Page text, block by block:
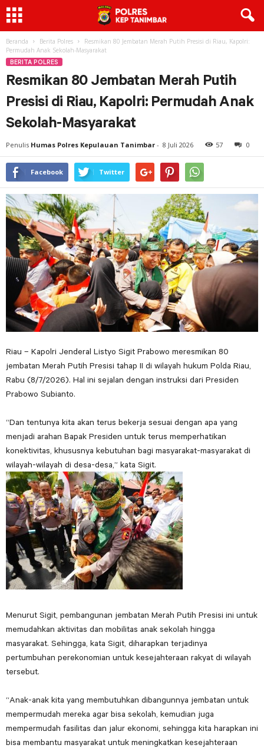
Beranda Berita Polres
Resmikan 80 Jembatan Merah Putih Presisi di Riau, Kapolri:
Permudah Anak Sekolah-Masyarakat
BERITA POLRES
Resmikan 80 Jembatan Merah Putih
Presisi di Riau, Kapolri: Permudah Anak
Sekolah-Masyarakat
Penulis Humas Polres Kepulauan Tanimbar - 8 Juli 2026 57 0
Facebook Twitter
Riau – Kapolri Jenderal Listyo Sigit Prabowo meresmikan 80
jembatan Merah Putih Presisi tahap II di wilayah hukum Polda Riau,
Rabu (8/7/2026). Hal ini sejalan dengan instruksi dari Presiden
Prabowo Subianto.
“Dan tentunya kita akan terus bekerja sesuai dengan apa yang
menjadi arahan Bapak Presiden untuk terus memperhatikan
konektivitas, khususnya kebutuhan bagi masyarakat-masyarakat di
wilayah-wilayah di desa-desa,” kata Sigit.
Menurut Sigit, pembangunan jembatan Merah Putih Presisi ini untuk
memudahkan aktivitas dan mobilitas anak sekolah hingga
masyarakat. Sehingga, kata Sigit, diharapkan terjadinya
pertumbuhan perekonomian untuk kesejahteraan rakyat di wilayah
tersebut.
“Anak-anak kita yang membutuhkan dibangunnya jembatan untuk
mempermudah mereka agar bisa sekolah, kemudian juga
mempermudah fasilitas dan jalur ekonomi, sehingga kita harapkan ini
bisa membantu masyarakat untuk meningkatkan kesejahteraan